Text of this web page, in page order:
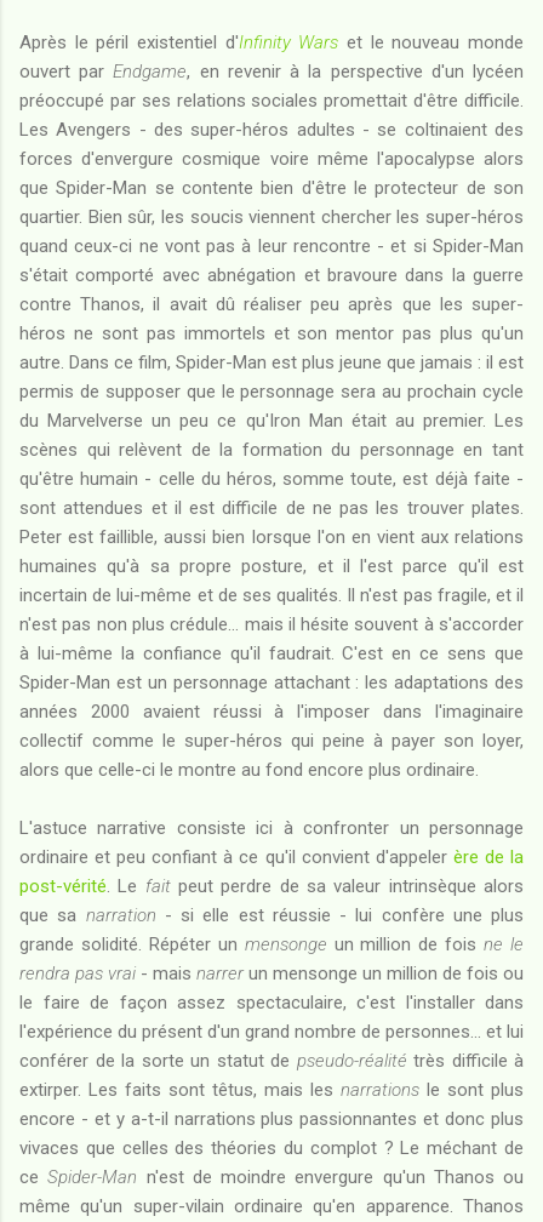
Après le péril existentiel d'Infinity Wars et le nouveau monde
ouvert parEndgame, en revenir à la perspective d'un lycéen
préoccupé par ses relations sociales promettait d'être difficile.
Les Avengers - des super-héros adultes - se coltinaient des
forces d'envergure cosmique voire même l'apocalypse alors
que Spider-Man se contente bien d'être le protecteur de son
quartier. Bien sûr, les soucis viennent chercher les super-héros
quand ceux-ci ne vont pas à leur rencontre - et si Spider-Man
s'était comporté avec abnégation et bravoure dans la guerre
contre Thanos, il avait dû réaliser peu après que les super-
héros ne sont pas immortels et son mentor pas plus qu'un
autre. Dans ce film, Spider-Man est plus jeune que jamais : il est
permis de supposer que le personnage sera au prochain cycle
du Marvelverse un peu ce qu'Iron Man était au premier. Les
scènes qui relèvent de la formation du personnage en tant
qu'être humain - celle du héros, somme toute, est déjà faite -
sont attendues et il est difficile de ne pas les trouver plates.
Peter est faillible, aussi bien lorsque l'on en vient aux relations
humaines qu'à sa propre posture, et il l'est parce qu'il est
incertain de lui-même et de ses qualités. Il n'est pas fragile, et il
n'est pas non plus crédule... mais il hésite souvent à s'accorder
à lui-même la confiance qu'il faudrait. C'est en ce sens que
Spider-Man est un personnage attachant : les adaptations des
années 2000 avaient réussi à l'imposer dans l'imaginaire
collectif comme le super-héros qui peine à payer son loyer,
alors que celle-ci le montre au fond encore plus ordinaire.
L'astuce narrative consiste ici à confronter un personnage
ordinaire et peu confiant à ce qu'il convient d'appeler ère de la
post-vérité . Le faitpeut perdre de sa valeur intrinsèque alors
que sa narration - si elle est réussie - lui confère une plus
grande solidité. Répéter un mensonge un million de foisne le
rendra pas vrai - mais narrerun mensonge un million de fois ou
le faire de façon assez spectaculaire, c'est l'installer dans
l'expérience du présent d'un grand nombre de personnes... et lui
conférer de la sorte un statut de pseudo-réalité très difficile à
extirper. Les faits sont têtus, mais les narrations le sont plus
encore - et y a-t-il narrations plus passionnantes et donc plus
vivaces que celles des théories du complot ? Le méchant de
ceSpider-Man n'est de moindre envergure qu'un Thanos ou
même qu'un super-vilain ordinaire qu'en apparence. Thanos